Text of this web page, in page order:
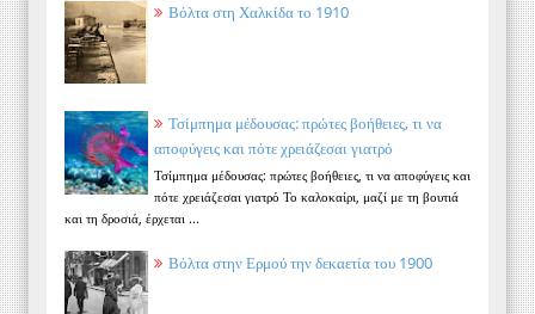
Βόλτα στη Χαλκίδα το 1910
Τσίμπημα μέδουσας: πρώτες βοήθειες, τι να
αποφύγεις και πότε χρειάζεσαι γιατρό
Τσίμπημα μέδουσας: πρώτες βοήθειες, τι να αποφύγεις και
πότε χρειάζεσαι γιατρό Το καλοκαίρι, μαζί με τη βουτιά
και τη δροσιά, έρχεται ...
Βόλτα στην Ερμού την δεκαετία του 1900